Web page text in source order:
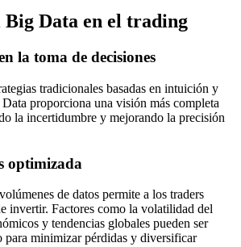
Big Data en el trading
la toma de decisiones
tradicionales basadas en intuición y
proporciona una visión más completa
la incertidumbre y mejorando la precisión
optimizada
de datos permite a los traders
invertir. Factores como la volatilidad del
y tendencias globales pueden ser
para minimizar pérdidas y diversificar